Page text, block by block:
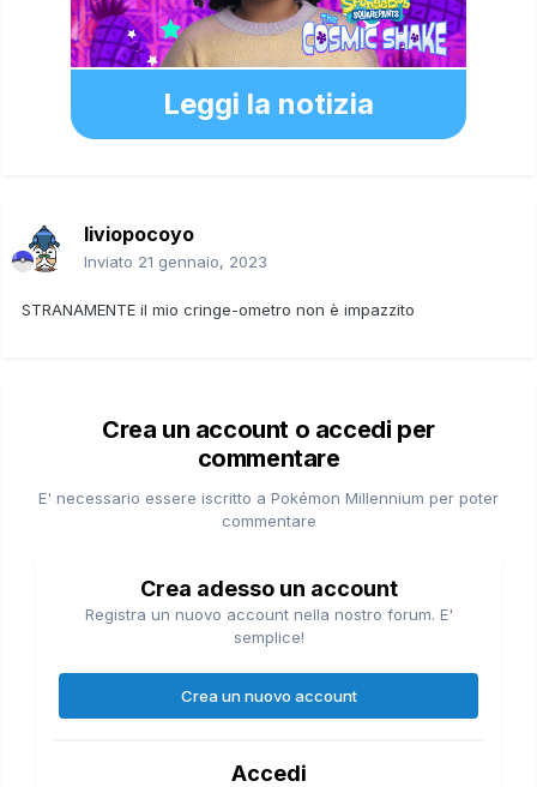
Leggi la notizia
liviopocoyo
Inviato 21 gennaio, 2023
STRANAMENTE il mio cringe-ometro non è impazzito
Crea un account o accedi per
commentare
E' necessario essere iscritto a Pokémon Millennium per poter
commentare
Crea adesso un account
Registra un nuovo account nella nostro forum. E'
semplice!
Crea un nuovo account
Accedi